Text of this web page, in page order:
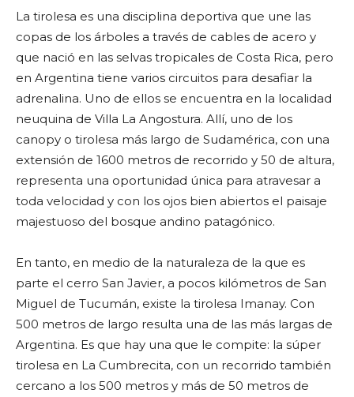
La tirolesa es una disciplina deportiva que une las
copas de los árboles a través de cables de acero y
que nació en las selvas tropicales de Costa Rica, pero
en Argentina tiene varios circuitos para desafiar la
adrenalina. Uno de ellos se encuentra en la localidad
neuquina de Villa La Angostura. Allí, uno de los
canopy o tirolesa más largo de Sudamérica, con una
extensión de 1600 metros de recorrido y 50 de altura,
representa una oportunidad única para atravesar a
toda velocidad y con los ojos bien abiertos el paisaje
majestuoso del bosque andino patagónico.
En tanto, en medio de la naturaleza de la que es
parte el cerro San Javier, a pocos kilómetros de San
Miguel de Tucumán, existe la tirolesa Imanay. Con
500 metros de largo resulta una de las más largas de
Argentina. Es que hay una que le compite: la súper
tirolesa en La Cumbrecita, con un recorrido también
cercano a los 500 metros y más de 50 metros de